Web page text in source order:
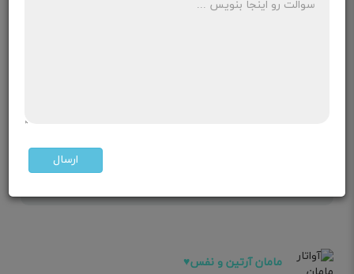
علت مدفوع سیاه در ماه اول بارداری
مامان آرتین و نفس♥️
ارسال